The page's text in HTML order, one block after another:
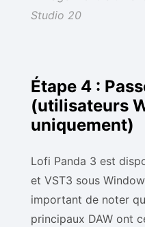
Studio 20
Étape 4 :
(utilisateurs
uniquement)
Lofi Panda 3 est
et VST3 sous
important de noter
principaux DAW ont